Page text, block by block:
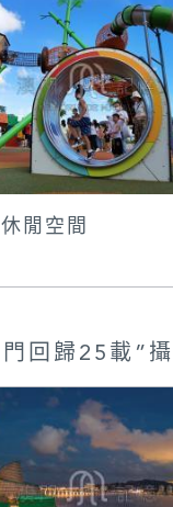
休閒空間